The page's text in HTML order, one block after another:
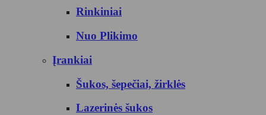
Rinkiniai
Nuo Plikimo
Įrankiai
Šukos, šepečiai, žirklės
Lazerinės šukos